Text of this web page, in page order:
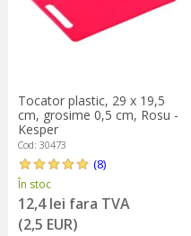
Tocator plastic, 29 x 19,5
cm, grosime 0,5 cm, Rosu -
Kesper
Cod: 30473
(8)
În stoc
12,4 lei fara TVA
(2,5 EUR)